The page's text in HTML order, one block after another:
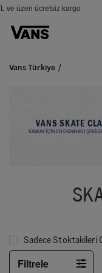
ve üzeri ücretsiz kargo
Vans Türkiye
VANS SKATE
KAYKAY İÇİN EN DAYANIKLI
Sadece Stoktakileri
Filtrele